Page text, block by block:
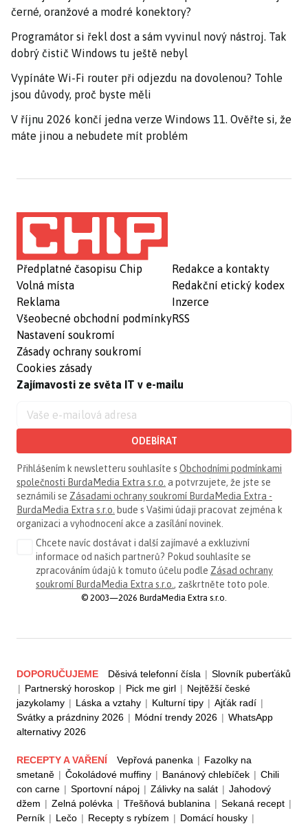
černé, oranžové a modré konektory?
Programátor si řekl dost a sám vyvinul nový nástroj. Tak
dobrý čistič Windows tu ještě nebyl
Vypínáte Wi-Fi router při odjezdu na dovolenou? Tohle
jsou důvody, proč byste měli
V říjnu 2026 končí jedna verze Windows 11. Ověřte si, že
máte jinou a nebudete mít problém
Předplatné časopisu Chip
Volná místa
Reklama
Všeobecné obchodní podmínky
Nastavení soukromí
Zásady ochrany soukromí
Cookies zásady
Redakce a kontakty
Redakční etický kodex
Inzerce
RSS
Zajímavosti ze světa IT v e-mailu
ODEBÍRAT
Přihlášením k newsletteru souhlasíte s Obchodními podmínkami
společnosti BurdaMedia Extra s.r.o. a potvrzujete, že jste se
seznámili se Zásadami ochrany soukromí BurdaMedia Extra -
BurdaMedia Extra s.r.o. bude s Vašimi údaji pracovat zejména k
organizaci a vyhodnocení akce a zasílání novinek.
Chcete navíc dostávat i další zajímavé a exkluzivní
informace od našich partnerů? Pokud souhlasíte se
zpracováním údajů k tomuto účelu podle Zásad ochrany
soukromí BurdaMedia Extra s.r.o. , zaškrtněte toto pole.
© 2003—2026 BurdaMedia Extra s.r.o.
DOPORUČUJEME Děsivá telefonní čísla | Slovník puberťáků
| Partnerský horoskop | Pick me girl | Nejtěžší české
jazykolamy | Láska a vztahy | Kulturní tipy | Ajťák radí |
Svátky a prázdniny 2026 | Módní trendy 2026 | WhatsApp
alternativy 2026
RECEPTY A VAŘENÍ Vepřová panenka | Fazolky na
smetaně | Čokoládové muffiny | Banánový chlebíček | Chili
con carne | Sportovní nápoj | Zálivky na salát | Jahodový
džem | Zelná polévka | Třešňová bublanina | Sekaná recept |
Perník | Lečo | Recepty s rybízem | Domácí housky |